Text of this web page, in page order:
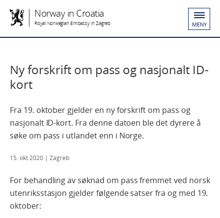
Norway in Croatia
Royal Norwegian Embassy in Zagreb MENY
Ny forskrift om pass og nasjonalt ID-
kort
Fra 19. oktober gjelder en ny forskrift om pass og
nasjonalt ID-kort. Fra denne datoen ble det dyrere å
søke om pass i utlandet enn i Norge.
15. okt 2020 | Zagreb
For behandling av søknad om pass fremmet ved norsk
utenriksstasjon gjelder følgende satser fra og med 19.
oktober: